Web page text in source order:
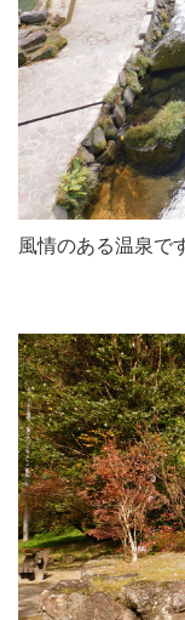
風情のある温泉で